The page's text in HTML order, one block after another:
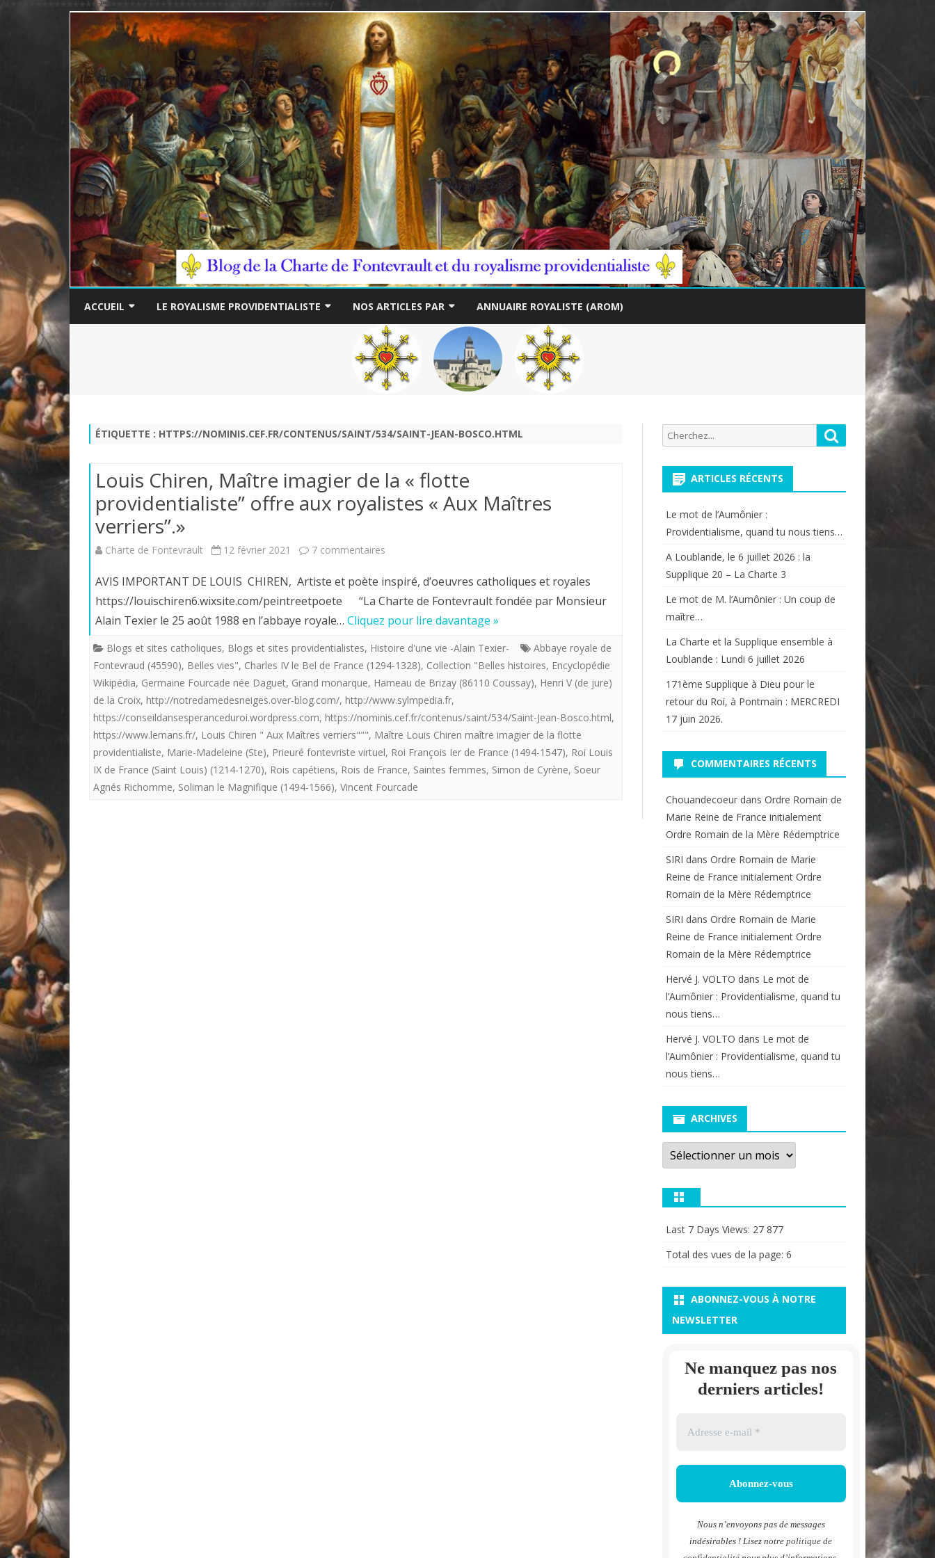
/****************************************************/
to
ACCUEIL LE ROYALISME PROVIDENTIALISTE NOS ARTICLES PAR
THÉME
AUTEUR
ANNUAIRE ROYALISTE (AROM)
ÉTIQUETTE : HTTPS://NOMINIS.CEF.FR/CONTENUS/SAINT/534/SAINT-JEAN-BOSCO.HTML
Louis Chiren, Maître imagier de la « flotte
providentialiste” offre aux royalistes « Aux Maîtres
verriers”.»
Charte de Fontevrault 12 février 2021 7 commentaires
Chiren,
Maître
imagier
de
«
providentialiste”
offre
AVIS IMPORTANT DE LOUIS CHIREN, Artiste et poète inspiré, d’oeuvres catholiques et royales
https://louischiren6.wixsite.com/peintreetpoete “La Charte de Fontevrault fondée par Monsieur
Alain Texier le 25 août 1988 en l’abbaye royale… Cliquez pour lire davantage »
Blogs et sites catholiques, Blogs et sites providentialistes, Histoire d'une vie -Alain Texier-
Abbaye royale de
Fontevraud (45590), Belles vies", Charles IV le Bel de France (1294-1328), Collection "Belles histoires, Encyclopédie
Wikipédia, Germaine Fourcade née Daguet, Grand monarque, Hameau de Brizay (86110 Coussay), Henri V (de jure)
de la Croix, http://notredamedesneiges.over-blog.com/, http://www.sylmpedia.fr,
https://conseildansesperanceduroi.wordpress.com, https://nominis.cef.fr/contenus/saint/534/Saint-Jean-Bosco.html,
https://www.lemans.fr/, Louis Chiren " Aux Maîtres verriers""", Maître Louis Chiren maître imagier de la flotte
providentialiste, Marie-Madeleine (Ste), Prieuré fontevriste virtuel, Roi François Ier de France (1494-1547), Roi Louis
IX de France (Saint Louis) (1214-1270), Rois capétiens, Rois de France, Saintes femmes, Simon de Cyrène, Soeur
Agnés Richomme, Soliman le Magnifique (1494-1566), Vincent Fourcade
Recherche
pour:
Rechercher
ARTICLES RÉCENTS
Le mot de l’Aumônier :
Providentialisme, quand tu nous tiens…
A Loublande, le 6 juillet 2026 : la
Supplique 20 – La Charte 3
Le mot de M. l’Aumônier : Un coup de
maître…
La Charte et la Supplique ensemble à
Loublande : Lundi 6 juillet 2026
171ème Supplique à Dieu pour le
retour du Roi, à Pontmain : MERCREDI
17 juin 2026.
COMMENTAIRES RÉCENTS
Chouandecoeurdans Ordre Romain de
Marie Reine de France initialement
Ordre Romain de la Mère Rédemptrice
SIRI dans Ordre Romain de Marie
Reine de France initialement Ordre
Romain de la Mère Rédemptrice
SIRI dans Ordre Romain de Marie
Reine de France initialement Ordre
Romain de la Mère Rédemptrice
Hervé J. VOLTO dans Le mot de
l’Aumônier : Providentialisme, quand tu
nous tiens…
Hervé J. VOLTO dans Le mot de
l’Aumônier : Providentialisme, quand tu
nous tiens…
ARCHIVES
Archives
Last 7 Days Views: 27 877
Total des vues de la page: 6
ABONNEZ-VOUS À NOTRE
NEWSLETTER
Ne manquez pas nos
derniers articles!
Nous n’envoyons pas de messages
indésirables ! Lisez notrepolitique de